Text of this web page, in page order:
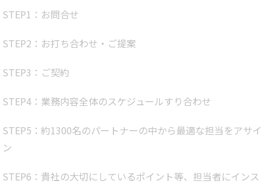
STEP1：お問合せ
STEP2：お打ち合わせ・ご提案
STEP3：ご契約
STEP4：業務内容全体のスケジュールすり合わせ
STEP5：約1300名のパートナーの中から最適な担当をアサイ
ン
STEP6：貴社の大切にしているポイント等、担当者にインス